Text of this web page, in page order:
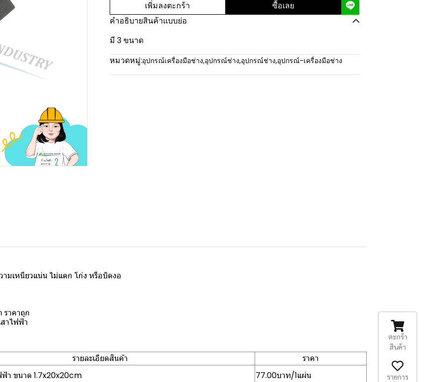
เพิ่มลงตะกร้า ซื้อเลย
คำอธิบายสินค้าแบบย่อ
มี 3 ขนาด
หมวดหมู่:อุปกรณ์เครื่องมือช่าง,อุปกรณ์ช่าง,อุปกรณ์ช่าง,อุปกรณ์-เครื่องมือช่าง
มเหนียวแน่น ไม่แตก โก่ง หรือบิดงอ
าคาถูก
าไฟฟ้า
รายละเอียดสินค้า
ราคา
ฟ้า ขนาด 1.7x20x20cm
77.00บาท/1แผ่น
ตะกร้า
สินค้า
รายการ